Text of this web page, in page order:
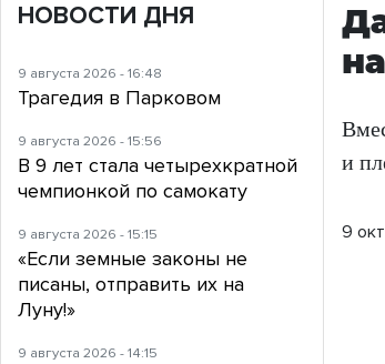
и
9
НОВОСТИ ДНЯ
9 августа 2026 - 16:48
Трагедия в Парковом
9 августа 2026 - 15:56
В 9 лет стала четырехкратной
чемпионкой по самокату
9 августа 2026 - 15:15
«Если земные законы не
писаны, отправить их на
Луну!»
9 августа 2026 - 14:15